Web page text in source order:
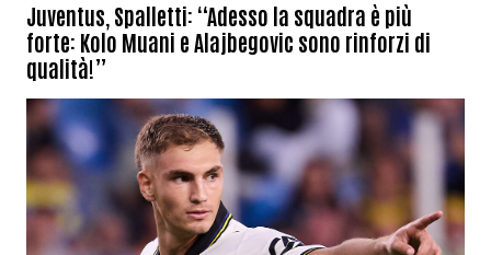
Juventus, Spalletti: “Adesso la squadra è più
forte: Kolo Muani e Alajbegovic sono rinforzi di
qualità!”